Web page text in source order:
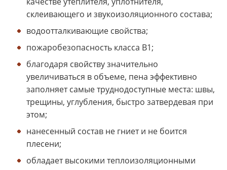
склеивающего и звукоизоляционного состава;
водоотталкивающие свойства;
пожаробезопасность класса В1;
благодаря свойству значительно
увеличиваться в объеме, пена эффективно
заполняет самые труднодоступные места: швы,
трещины, углубления, быстро затвердевая при
этом;
нанесенный состав не гниет и не боится
плесени;
обладает высокими теплоизоляционными